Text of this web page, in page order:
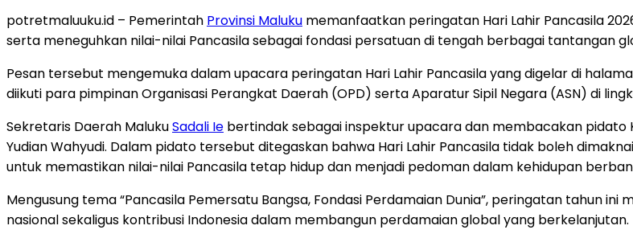
potretmaluuku.id – Pemerintah Provinsi Maluku memanfaatkan peringatan Hari Lahir Pancasila
serta meneguhkan nilai-nilai Pancasila sebagai fondasi persatuan di tengah berbagai tantangan
Pesan tersebut mengemuka dalam upacara peringatan Hari Lahir Pancasila yang digelar di
diikuti para pimpinan Organisasi Perangkat Daerah (OPD) serta Aparatur Sipil Negara (ASN) di
Sekretaris Daerah MalukuSadali Ie bertindak sebagai inspektur upacara dan membacakan pidato
Yudian Wahyudi. Dalam pidato tersebut ditegaskan bahwa Hari Lahir Pancasila tidak boleh
untuk memastikan nilai-nilai Pancasila tetap hidup dan menjadi pedoman dalam kehidupan
Mengusung tema “Pancasila Pemersatu Bangsa, Fondasi Perdamaian Dunia”, peringatan tahun
nasional sekaligus kontribusi Indonesia dalam membangun perdamaian global yang berkelanjutan.